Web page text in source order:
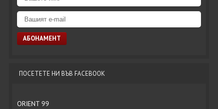
ПОСЕТЕТЕ НИ ВЪВ FACEBOOK
ORIENT 99